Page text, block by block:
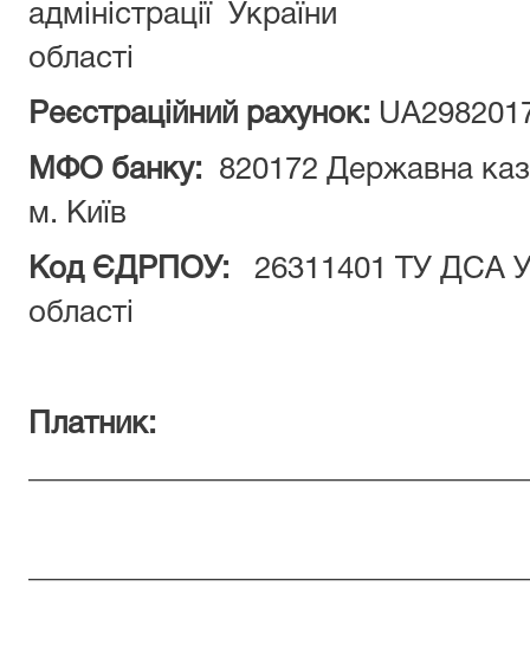
адміністрації
області
Реєстраційний рахунок:
МФО банку: 820172 Державна
м. Київ
Код ЄДРПОУ: 26311401 ТУ ДСА
області
Платник: